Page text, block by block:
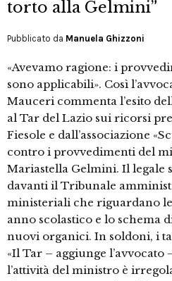
torto alla Gelmini”
Pubblicato da Manuela Ghizzoni
«Avevamo ragione: i
sono applicabili». Così
Mauceri commenta l’esito
al Tar del Lazio sui ricorsi
Fiesole e dall’associazione
contro i provvedimenti del
Mariastella Gelmini. Il legale
davanti il Tribunale
ministeriali che riguardano
anno scolastico e lo schema
nuovi organici. In soldoni, i
«Il Tar – aggiunge
l’attività del ministro è